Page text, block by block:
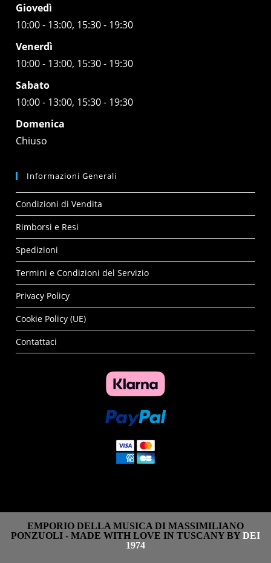
Giovedì
10:00 - 13:00, 15:30 - 19:30
Venerdì
10:00 - 13:00, 15:30 - 19:30
Sabato
10:00 - 13:00, 15:30 - 19:30
Domenica
Chiuso
Informazioni Generali
Condizioni di Vendita
Rimborsi e Resi
Spedizioni
Termini e Condizioni del Servizio
Privacy Policy
Cookie Policy (UE)
Contattaci
EMPORIO DELLA MUSICA DI MASSIMILIANO
PONZUOLI - MADE WITH LOVE IN TUSCANY BY DEI
1974